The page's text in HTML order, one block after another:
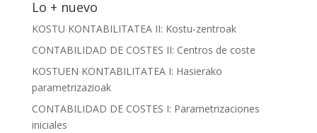
Lo + nuevo
KOSTU KONTABILITATEA II: Kostu-zentroak
CONTABILIDAD DE COSTES II: Centros de coste
KOSTUEN KONTABILITATEA I: Hasierako
parametrizazioak
CONTABILIDAD DE COSTES I: Parametrizaciones
iniciales